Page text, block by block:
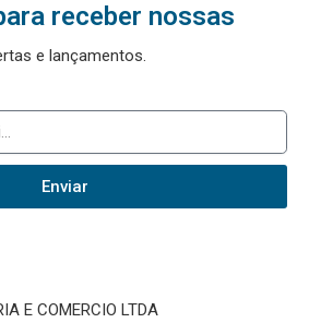
receber nossas
e lançamentos.
Enviar
E COMERCIO LTDA